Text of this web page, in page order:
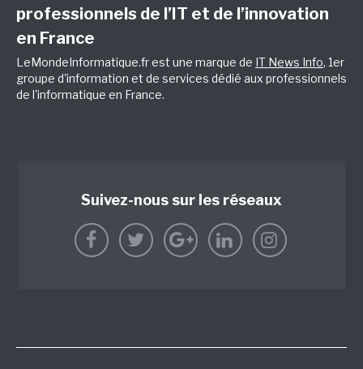
professionnels de l’IT et de l’innovation
en France
LeMondeInformatique.fr est une marque de IT News Info, 1er
groupe d'information et de services dédié aux professionnels
de l'informatique en France.
Suivez-nous sur les réseaux